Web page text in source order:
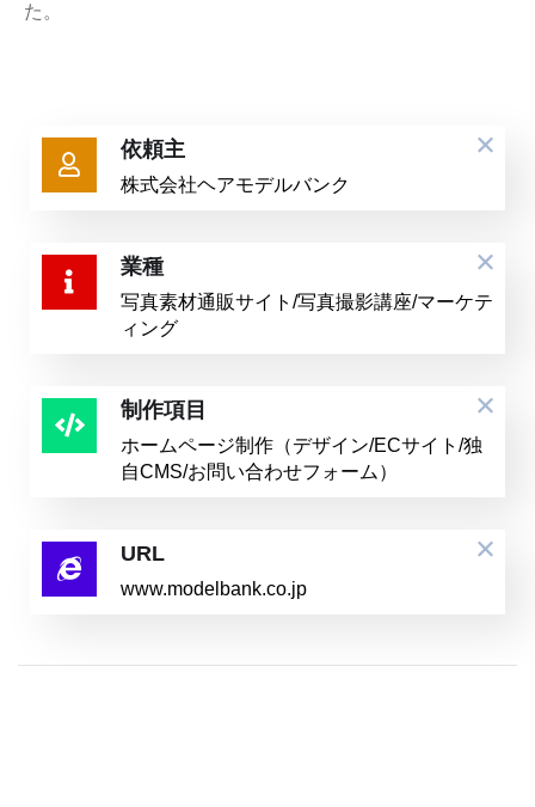
た。
依頼主
株式会社ヘアモデルバンク
業種
写真素材通販サイト/写真撮影講座/マーケテ
ィング
制作項目
ホームページ制作（デザイン/ECサイト/独
自CMS/お問い合わせフォーム）
URL
www.modelbank.co.jp